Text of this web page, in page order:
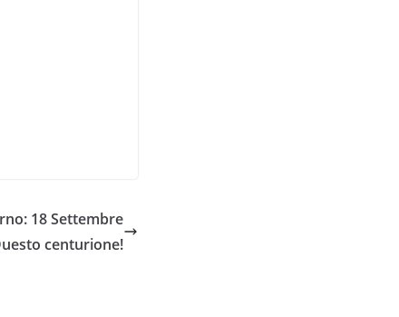
18 Settembre
centurione!